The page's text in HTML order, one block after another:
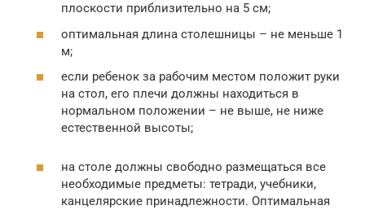
плоскости приблизительно на 5 см;
оптимальная длина столешницы – не меньше 1
м;
если ребенок за рабочим местом положит руки
на стол, его плечи должны находиться в
нормальном положении – не выше, не ниже
естественной высоты;
на столе должны свободно размещаться все
необходимые предметы: тетради, учебники,
канцелярские принадлежности. Оптимальная